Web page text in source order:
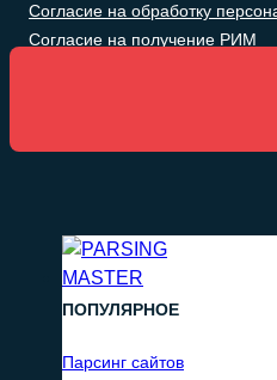
Согласие на обработку
Согласие на получение РИМ
ПОПУЛЯРНОЕ
Парсинг сайтов